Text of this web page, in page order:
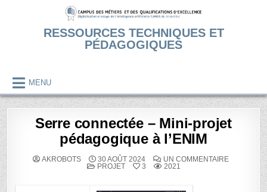
RESSOURCES TECHNIQUES ET
PÉDAGOGIQUES
MENU
Serre connectée – Mini-projet
pédagogique à l’ENIM
AKROBOTS 30 AOÛT 2024 UN COMMENTAIRESUR
POSTED
PROJET 3 2021